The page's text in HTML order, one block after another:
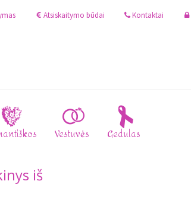
Atsiskaitymo būdai Kontaktai
Vestuvės Gedulas
iš